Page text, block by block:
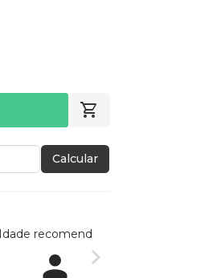
Calcular
Idade recomendada